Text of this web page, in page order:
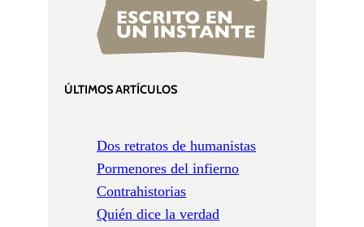
ÚLTIMOS ARTÍCULOS
Dos retratos de humanistas
Pormenores del infierno
Contrahistorias
Quién dice la verdad